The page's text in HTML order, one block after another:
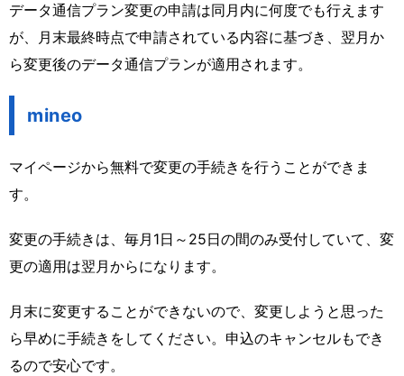
データ通信プラン変更の申請は同月内に何度でも行えます
が、月末最終時点で申請されている内容に基づき、翌月か
ら変更後のデータ通信プランが適用されます。
mineo
マイページから無料で変更の手続きを行うことができま
す。
変更の手続きは、毎月1日～25日の間のみ受付していて、変
更の適用は翌月からになります。
月末に変更することができないので、変更しようと思った
ら早めに手続きをしてください。申込のキャンセルもでき
るので安心です。